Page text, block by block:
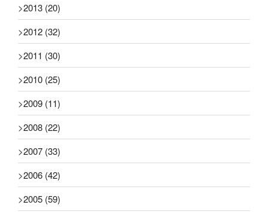
>2013 (20)
>2012 (32)
>2011 (30)
>2010 (25)
>2009 (11)
>2008 (22)
>2007 (33)
>2006 (42)
>2005 (59)